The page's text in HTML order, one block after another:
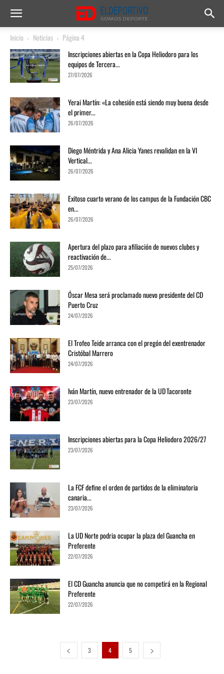
Inicio Noticias
Página 4
Inscripciones abiertas en la Copa Heliodoro para los
equipos de Tercera...
27/07/2026
Yerai Martín: «La cohesión está siendo muy buena desde
el primer...
26/07/2026
Diego Méntrida y Ana Alicia Yanes revalidan en la VI
Vertical...
26/07/2026
Exitoso cuarto verano de los campus de la Fundación CBC
en...
26/07/2026
Apertura del plazo para afiliación de nuevos clubes y
reactivación de...
25/07/2026
Óscar Mesa será proclamado nuevo presidente del CD
Puerto Cruz
24/07/2026
El Trofeo Teide arranca con el pregón del exentrenador
Cristóbal Marrero
24/07/2026
Iván Martín, nuevo entrenador de la UD Tacoronte
23/07/2026
Inscripciones abiertas para la Copa Heliodoro 2026/27
23/07/2026
La FCF define el orden de partidos de la eliminatoria
canaria...
23/07/2026
La UD Norte podria ocupar la plaza del Guancha en
Preferente
22/07/2026
El CD Guancha anuncia que no competirá en la Regional
Preferente
22/07/2026
3 4 5